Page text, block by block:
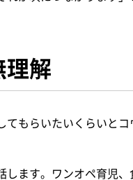
理解
もらいたいくらいとコ
します。ワンオペ育児